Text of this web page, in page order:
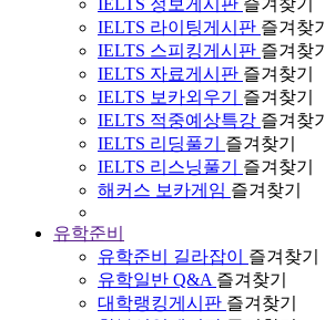
IELTS 라이팅게시판 즐겨찾기
IELTS 스피킹게시판 즐겨찾기
IELTS 자료게시판 즐겨찾기
IELTS 보카외우기
즐겨찾기
IELTS 적중예상특강 즐겨찾기
IELTS 리딩풀기
즐겨찾기
IELTS 리스닝풀기
즐겨찾기
해커스 보카게임 즐겨찾기
유학준비
유학준비 길라잡이
즐겨찾기
유학일반 Q&A 즐겨찾기
대학랭킹게시판 즐겨찾기